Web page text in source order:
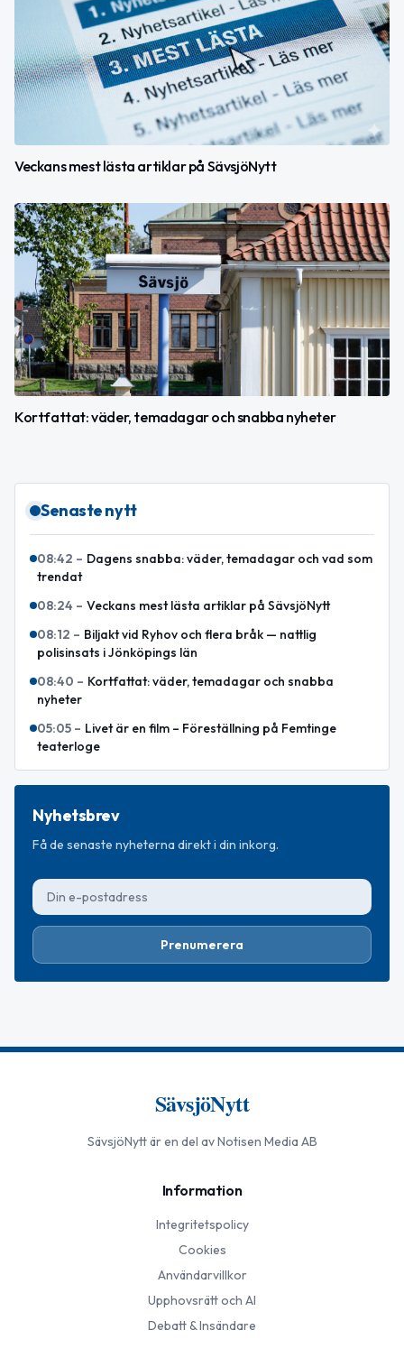
Veckans mest lästa artiklar på SävsjöNytt
Kortfattat: väder, temadagar och snabba nyheter
Senaste nytt
08:42 – Dagens snabba: väder, temadagar och vad som
trendat
08:24 – Veckans mest lästa artiklar på SävsjöNytt
08:12 – Biljakt vid Ryhov och flera bråk — nattlig
polisinsats i Jönköpings län
08:40 – Kortfattat: väder, temadagar och snabba
nyheter
05:05 – Livet är en film – Föreställning på Femtinge
teaterloge
Nyhetsbrev
Få de senaste nyheterna direkt i din inkorg.
Prenumerera
SävsjöNytt
SävsjöNyttär en del av Notisen Media AB
Information
Integritetspolicy
Cookies
Användarvillkor
Upphovsrätt och AI
Debatt & Insändare